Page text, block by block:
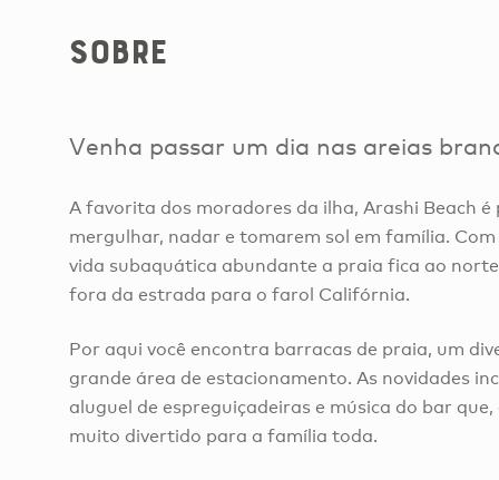
Sobre
Venha passar um dia nas areias
A favorita dos moradores da ilha, Arashi Beach
mergulhar, nadar e tomarem sol em família.
vida subaquática abundante a praia fica ao
fora da estrada para o farol Califórnia.
Por aqui você encontra barracas de praia, um
grande área de estacionamento. As novidades
aluguel de espreguiçadeiras e música do bar que,
muito divertido para a família toda.